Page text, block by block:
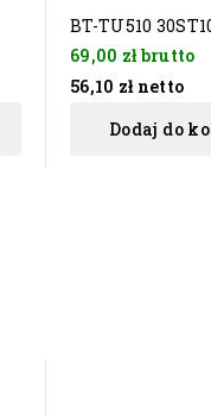
BT-TU510
69,00 złbrutto
56,10 zł netto
Dodaj do